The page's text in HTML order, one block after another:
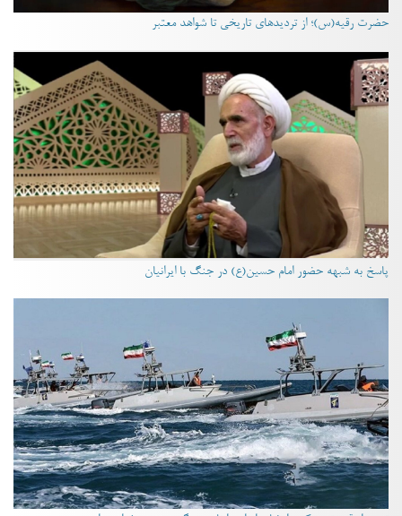
حضرت رقیه(س)؛ از تردیدهای تاریخی تا شواهد معتبر
پاسخ به شبهه حضور امام حسین(ع) در جنگ با ایرانیان